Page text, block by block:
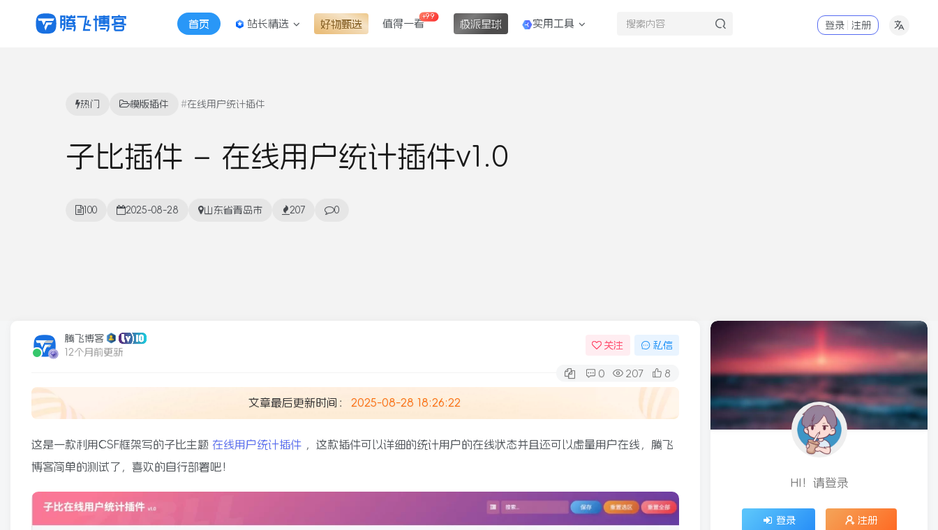
热门 模版插件 在线用户统计插件
子比插件 – 在线用户统计插件v1.0
100 2025-08-28 山东省青岛市 207 0
首页 站长精选 好物甄选 值得一看
+99
极派星球 实用工具 登录 注册
腾飞博客
12个月前更新
关注 私信
0 207 8
文章最后更新时间： 2025-08-28 18:26:22
这是一款利用CSF框架写的子比主题 在线用户统计插件
，这款插件可以详细的统计用户的在线状态并且还可以虚量用户在线，腾飞
博客简单的测试了，喜欢的自行部署吧！
HI！请登录
登录 注册